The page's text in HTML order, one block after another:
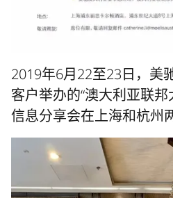
2019年6月22至23日，美
客户举办的“澳大利亚联
信息分享会在上海和杭州